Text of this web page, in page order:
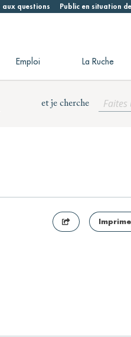
aux questions Public en situation
Emploi La Ruche
et je cherche